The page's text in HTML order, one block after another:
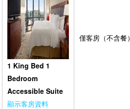
1 King Bed 1
Bedroom
Accessible Suite
顯示客房資料
僅客房（不含餐）